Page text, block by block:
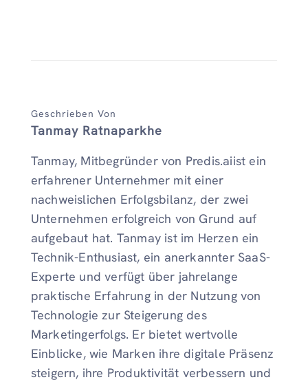
Geschrieben Von
Tanmay Ratnaparkhe
Tanmay, Mitbegründer von Predis.aiist ein
erfahrener Unternehmer mit einer
nachweislichen Erfolgsbilanz, der zwei
Unternehmen erfolgreich von Grund auf
aufgebaut hat. Tanmay ist im Herzen ein
Technik-Enthusiast, ein anerkannter SaaS-
Experte und verfügt über jahrelange
praktische Erfahrung in der Nutzung von
Technologie zur Steigerung des
Marketingerfolgs. Er bietet wertvolle
Einblicke, wie Marken ihre digitale Präsenz
steigern, ihre Produktivität verbessern und